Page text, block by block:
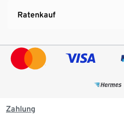
Ratenkauf
Zahlung